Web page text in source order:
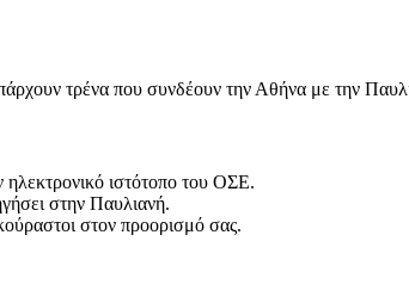
τρένα που συνδέουν την Αθήνα με την
ηλεκτρονικό ιστότοπο του ΟΣΕ.
στην Παυλιανή.
στον προορισμό σας.